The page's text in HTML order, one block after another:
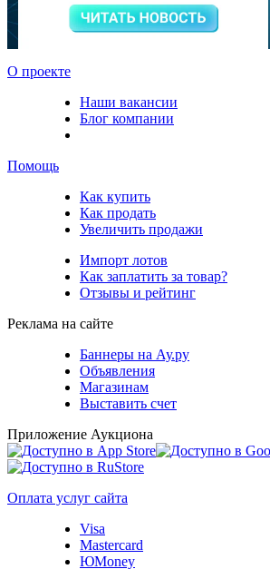
О проекте
Наши вакансии
Блог компании
Помощь
Как купить
Как продать
Увеличить продажи
Импорт лотов
Как заплатить за товар?
Отзывы и рейтинг
Реклама на сайте
Баннеры на Ау.ру
Объявления
Магазинам
Выставить счет
Приложение Аукциона
Оплата услуг сайта
Visa
Mastercard
ЮMoney